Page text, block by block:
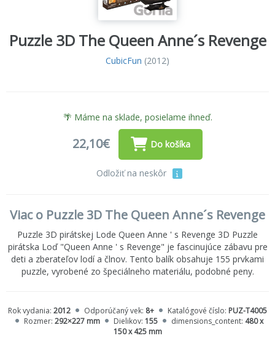
Puzzle 3D The Queen Anne´s Revenge
CubicFun (2012)
🌴 Máme na sklade, posielame ihneď.
22,10€ Do košíka
Odložiť na neskôr
Viac o Puzzle 3D The Queen Anne´s Revenge
Puzzle 3D pirátskej Lode Queen Anne ' s Revenge 3D Puzzle
pirátska Loď "Queen Anne ' s Revenge" je fascinujúce zábavu pre
deti a zberateľov lodí a člnov. Tento balík obsahuje 155 prvkami
puzzle, vyrobené zo špeciálneho materiálu, podobné peny.
Rok vydania: 2012 Odporúčaný vek: 8+ Katalógové číslo: PUZ-T4005
Rozmer: 292×227 mm Dielikov: 155 dimensions_content: 480 x
150 x 425 mm